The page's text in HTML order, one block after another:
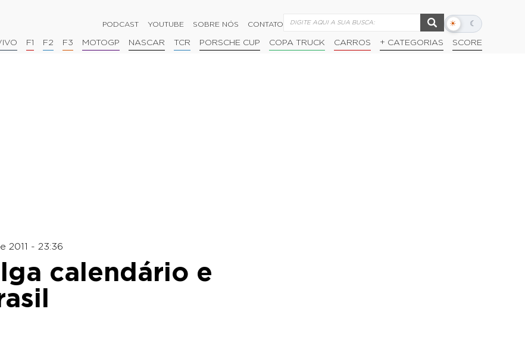
PODCAST YOUTUBE SOBRE NÓS CONTATO ☀ ☾
Alternar
escuro
F1 F2 F3 MOTOGP NASCAR TCR PORSCHE CUP COPA TRUCK CARROS + CATEGORIAS SCORE
2011 - 23:36
calendário e